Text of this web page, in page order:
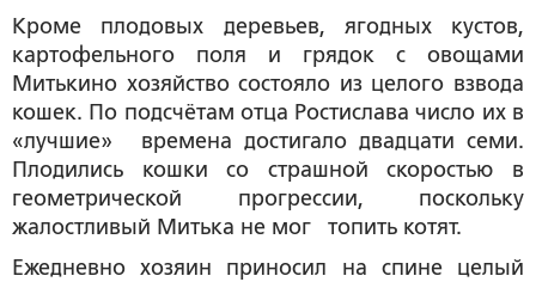
Кроме плодовых деревьев, ягодных кустов,
картофельного поля и грядок с овощами
Митькино хозяйство состояло из целого взвода
кошек. По подсчётам отца Ростислава число их в
«лучшие» времена достигало двадцати семи.
Плодились кошки со страшной скоростью в
геометрической прогрессии, поскольку
жалостливый Митька не мог топить котят.
Ежедневно хозяин приносил на спине целый